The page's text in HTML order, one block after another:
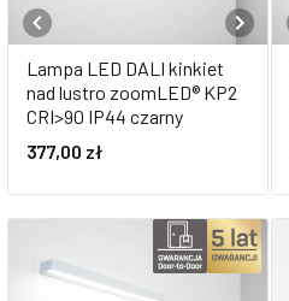
Lampa LED DALI kinkiet
nad lustro zoomLED® KP2
CRI>90 IP44 czarny
377,00 zł